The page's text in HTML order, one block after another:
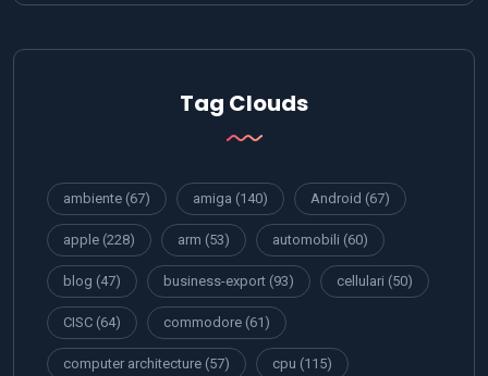
Tag Clouds
ambiente (67) amiga (140) Android (67)
apple (228) arm (53) automobili (60)
blog (47) business-export (93) cellulari (50)
CISC (64) commodore (61)
computer architecture (57) cpu (115)